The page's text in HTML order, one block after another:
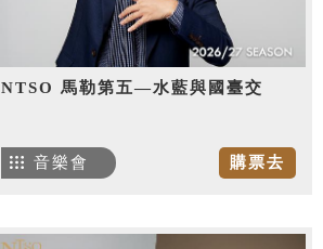
NTSO 馬勒第五—水藍與國臺交
購票去
音樂會